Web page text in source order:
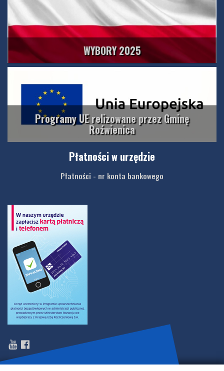
WYBORY 2025
Programy UE relizowane przez Gminę
Roźwienica
Płatności w urzędzie
Płatności - nr konta bankowego